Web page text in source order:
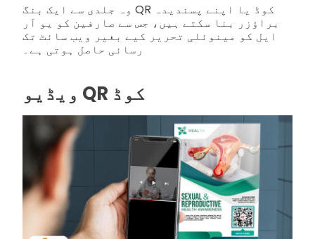
وہ جلدی سے ایک بنگ QR کوڈ یا اپنے پسندیدہ
براؤزر بنا سکتے ہیں، جس سے صارفین کو یو آر
ایل کو مینوئلی تحریر کیے بغیر ویب سائٹ تک
رسائی حاصل ہوتی ہے۔
ویڈیو QR کوڈ